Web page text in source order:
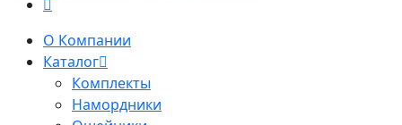
О Компании
Каталог
Комплекты
Намордники